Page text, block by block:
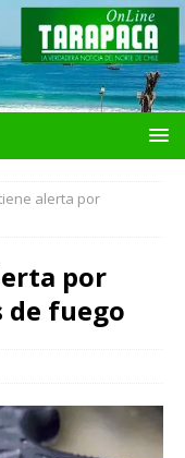
alerta por
por
de fuego